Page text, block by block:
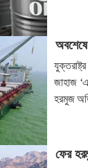
অবশেষে
জাহাজ
হরমুজ
ফের